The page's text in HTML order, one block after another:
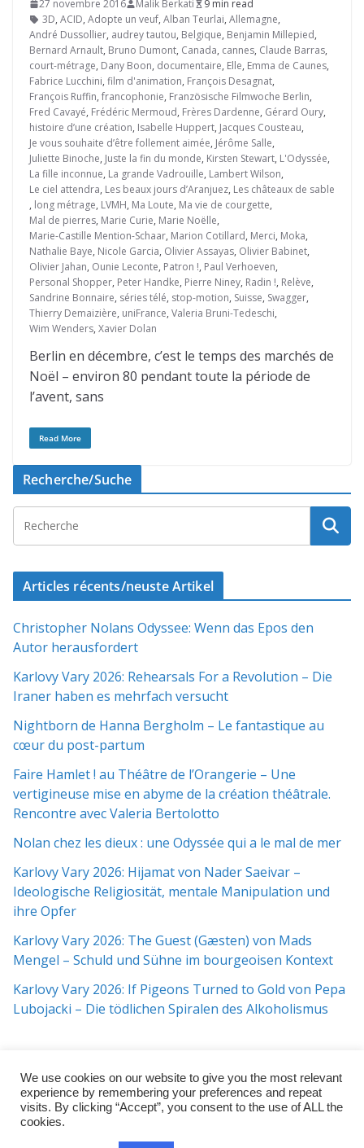
27 novembre 2016 Malik Berkati
9 min read
3D, ACID, Adopte un veuf, Alban Teurlai, Allemagne,
André Dussollier, audrey tautou, Belgique, Benjamin Millepied,
Bernard Arnault, Bruno Dumont, Canada, cannes, Claude Barras,
court-métrage, Dany Boon, documentaire, Elle, Emma de Caunes,
Fabrice Lucchini, film d'animation, François Desagnat,
François Ruffin, francophonie, Französische Filmwoche Berlin,
Fred Cavayé, Frédéric Mermoud, Frères Dardenne, Gérard Oury,
histoire d’une création, Isabelle Huppert, Jacques Cousteau,
Je vous souhaite d’être follement aimée, Jérôme Salle,
Juliette Binoche, Juste la fin du monde, Kirsten Stewart, L'Odyssée,
La fille inconnue, La grande Vadrouille, Lambert Wilson,
Le ciel attendra, Les beaux jours d’Aranjuez, Les châteaux de sable
, long métrage, LVMH, Ma Loute, Ma vie de courgette,
Mal de pierres, Marie Curie, Marie Noëlle,
Marie-Castille Mention-Schaar, Marion Cotillard, Merci, Moka,
Nathalie Baye, Nicole Garcia, Olivier Assayas, Olivier Babinet,
Olivier Jahan, Ounie Leconte, Patron !, Paul Verhoeven,
Personal Shopper, Peter Handke, Pierre Niney, Radin !, Relève,
Sandrine Bonnaire, séries télé, stop-motion, Suisse, Swagger,
Thierry Demaizière, uniFrance, Valeria Bruni-Tedeschi,
Wim Wenders, Xavier Dolan
Berlin en décembre, c’est le temps des marchés de
Noël – environ 80 pendant toute la période de
l’avent, sans
Read More
Recherche/Suche
Articles récents/neuste Artikel
Christopher Nolans Odyssee: Wenn das Epos den
Autor herausfordert
Karlovy Vary 2026: Rehearsals For a Revolution – Die
Iraner haben es mehrfach versucht
Nightborn de Hanna Bergholm – Le fantastique au
cœur du post-partum
Faire Hamlet ! au Théâtre de l’Orangerie – Une
vertigineuse mise en abyme de la création théâtrale.
Rencontre avec Valeria Bertolotto
Nolan chez les dieux : une Odyssée qui a le mal de mer
Karlovy Vary 2026: Hijamat von Nader Saeivar​​ –
Ideologische Religiosität, mentale Manipulation und
ihre Opfer
Karlovy Vary 2026: The Guest (Gæsten) von Mads
Mengel – Schuld und Sühne im bourgeoisen Kontext
Karlovy Vary 2026: If Pigeons Turned to Gold von Pepa
Lubojacki – Die tödlichen Spiralen des Alkoholismus
Copyright © 2026j:mag
We use cookies on our website to give you the most relevant
experience by remembering your preferences and repeat
visits. By clicking “Accept”, you consent to the use of ALL the
cookies.